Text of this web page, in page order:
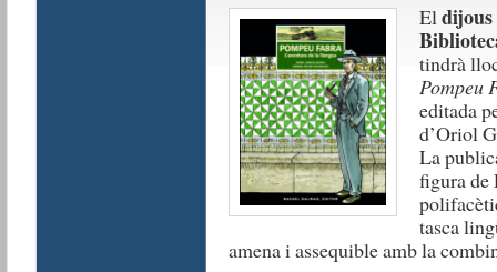
Eldijous
tindrà
Pompeu
editada
d’Oriol
La
figura de
tasca
amena i assequible amb la